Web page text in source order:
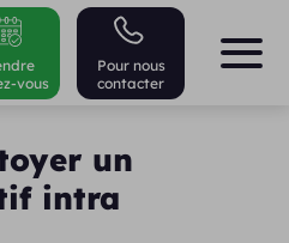
Pour nous
contacter
vous
un
intra